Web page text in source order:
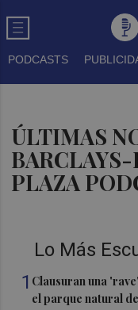
PODCASTS
ÚLTIMAS
PLAZA
Lo Más
1 Clausuran una
el parque natural